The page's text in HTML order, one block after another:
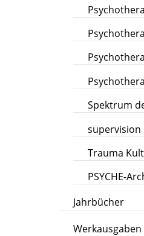
Spektrum
supervision
Trauma
PSYCHE-
Jahrbücher
Werkausgaben